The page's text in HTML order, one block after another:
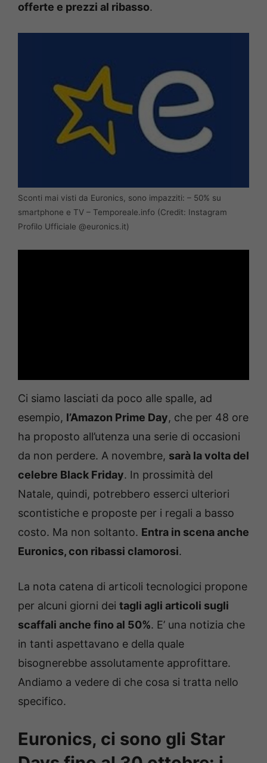
offerte e prezzi al ribasso.
Sconti mai visti da Euronics, sono impazziti: – 50% su
smartphone e TV – Temporeale.info (Credit: Instagram
Profilo Ufficiale @euronics.it)
Ci siamo lasciati da poco alle spalle, ad
esempio, l’Amazon Prime Day, che per 48 ore
ha proposto all’utenza una serie di occasioni
da non perdere. A novembre, sarà la volta del
celebre Black Friday. In prossimità del
Natale, quindi, potrebbero esserci ulteriori
scontistiche e proposte per i regali a basso
costo. Ma non soltanto. Entra in scena anche
Euronics, con ribassi clamorosi.
La nota catena di articoli tecnologici propone
per alcuni giorni dei tagli agli articoli sugli
scaffali anche fino al 50%. E’ una notizia che
in tanti aspettavano e della quale
bisognerebbe assolutamente approfittare.
Andiamo a vedere di che cosa si tratta nello
specifico.
Euronics, ci sono gli Star